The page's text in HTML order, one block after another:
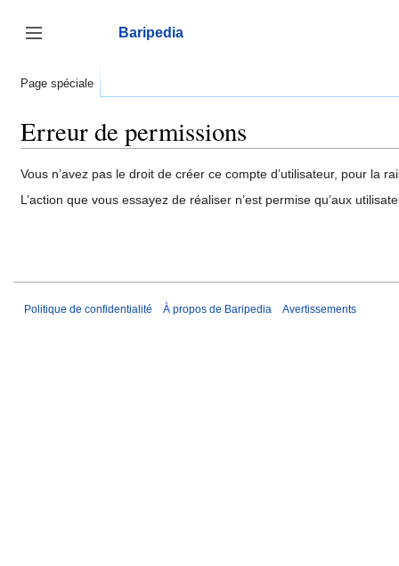
contenu
Afficher / masquer la barre latérale
Baripedia
Page spéciale
Erreur de permissions
Vous n’avez pas le droit de créer ce compte d’utilisateur, pour la
L’action que vous essayez de réaliser n’est permise qu’aux
Politique de confidentialité À propos de Baripedia Avertissements